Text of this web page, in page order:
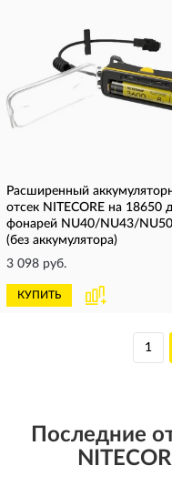
Расширенный
отсек NITECORE на 18650
фонарей NU40/NU43/NU50
(без аккумулятора)
3 098 руб.
КУПИТЬ
1
Последние